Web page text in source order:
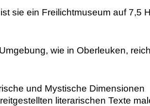
sie ein Freilichtmuseum auf 7,5
wie in Oberleuken,
und Mystische Dimensionen
literarischen Texte